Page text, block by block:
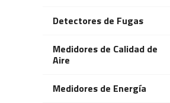
Detectores de Fugas
Medidores de Calidad de
Aire
Medidores de Energía